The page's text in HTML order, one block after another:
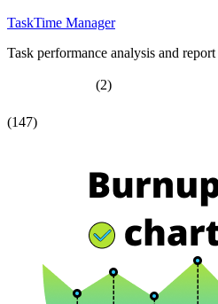
TaskTime Manager
Task performance analysis and
(2)
(147)